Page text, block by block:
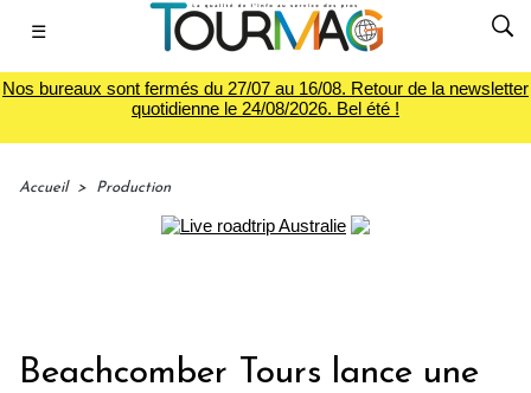
☰
Nos bureaux sont fermés du 27/07 au 16/08. Retour de la newsletter
quotidienne le 24/08/2026. Bel été !
Accueil > Production
Beachcomber Tours lance une